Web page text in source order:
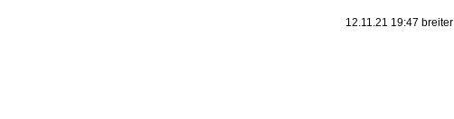
12.11.21 19:47 breiter